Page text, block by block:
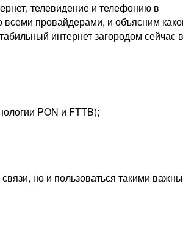
телевидение и телефонию в
провайдерами, и объясним
интернет загородом
PON и FTTB);
но и пользоваться такими